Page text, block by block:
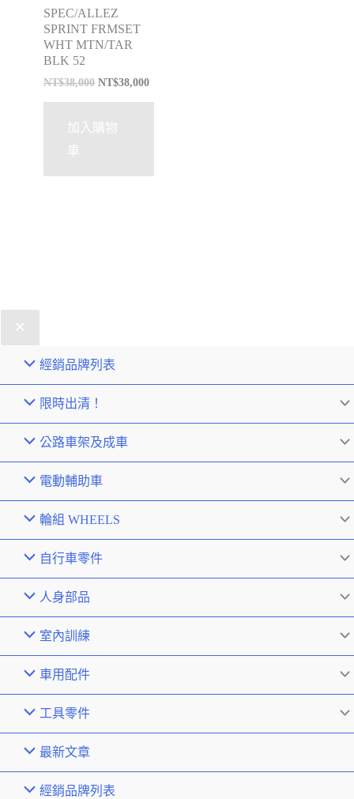
SPEC/ALLEZ
SPRINT FRMSET
WHT MTN/TAR
BLK 52
NT$38,000 NT$38,000
加入購物
車
經銷品牌列表
限時出清！
公路車架及成車
電動輔助車
輪組 WHEELS
自行車零件
人身部品
室內訓練
車用配件
工具零件
最新文章
經銷品牌列表